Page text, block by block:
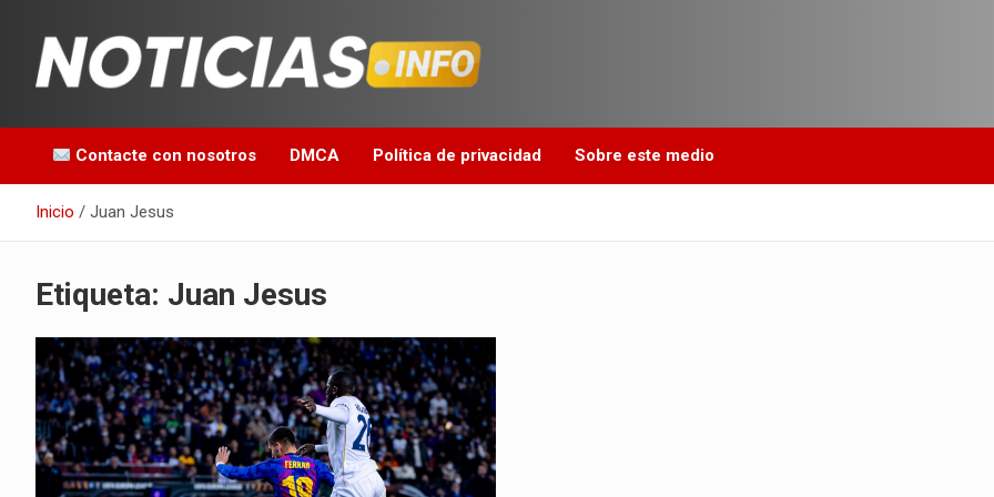
contenido
Noticias en español
Contacte con nosotros DMCA Política de privacidad Sobre este medio
Inicio Juan Jesus
Etiqueta: Juan Jesus